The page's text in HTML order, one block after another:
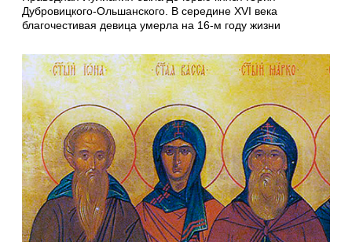
Дубровицкого-Ольшанского. В середине XVI века
благочестивая девица умерла на 16-м году жизни